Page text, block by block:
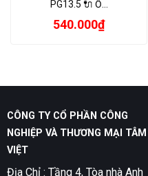
PG13.5 🔌 Ổ…
540.000₫
CÔNG TY CỔ PHẦN CÔNG
NGHIỆP VÀ THƯƠNG MẠI TÂM
VIỆT
Địa Chỉ : Tầng 4, Tòa nhà Anh